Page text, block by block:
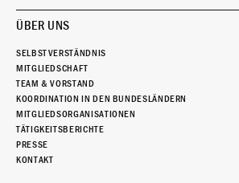
ÜBER UNS
SELBSTVERSTÄNDNIS
MITGLIEDSCHAFT
TEAM & VORSTAND
KOORDINATION IN DEN BUNDESLÄNDERN
MITGLIEDSORGANISATIONEN
TÄTIGKEITSBERICHTE
PRESSE
KONTAKT